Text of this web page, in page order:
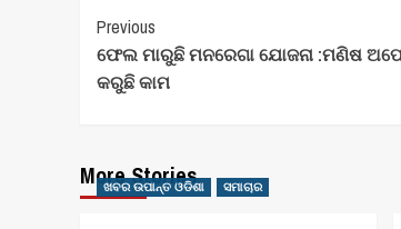
Post
Navigation
Previous
ଫେଲ ମାରୁଛି ମନରେଗା ଯୋଜନା :ମଣିଷ
କରୁଛି କାମ
More Stories
ଖବର ଉପାନ୍ତ ଓଡିଶା ସମାଚାର